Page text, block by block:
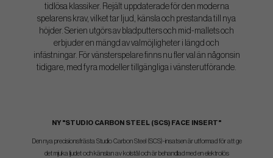
tidlösa klassiker. Rejält uppdaterade för den moderna
spelarens krav, vilket tar ljud, känsla och prestanda till nya
höjder. Serien utgörs av bladputters och mid-mallets och
erbjuder en mängd av valmöjligheter i längd och
infästningar. För vänsterspelare finns nu fler val än någonsin
tidigare, med fyra modeller tillgängliga i vänsterutförande.
NY "STUDIO CARBON STEEL (SCS) FACE INSERT"
Den nya precisionsfrästa Studio Carbon Steel (SCS)-insatsen är utformad för att ge
det mjuka ljudet och känslan av kolstål och är behandlad med en elektrolös